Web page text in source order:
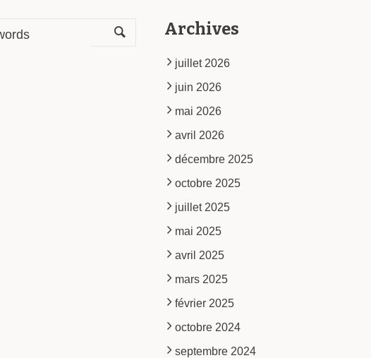
Archives
juillet 2026
juin 2026
mai 2026
avril 2026
décembre 2025
octobre 2025
juillet 2025
mai 2025
avril 2025
mars 2025
février 2025
octobre 2024
septembre 2024